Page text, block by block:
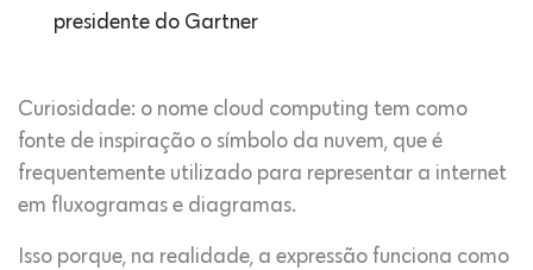
presidente do Gartner
Curiosidade: o nome cloud computing tem como
fonte de inspiração o símbolo da nuvem, que é
frequentemente utilizado para representar a internet
em fluxogramas e diagramas.
Isso porque, na realidade, a expressão funciona como